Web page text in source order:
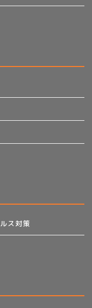
ス対策